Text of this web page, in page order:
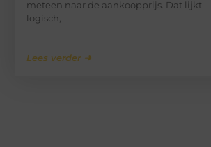
meteen naar de aankoopprijs. Dat lijkt
logisch,
Lees verder ➜